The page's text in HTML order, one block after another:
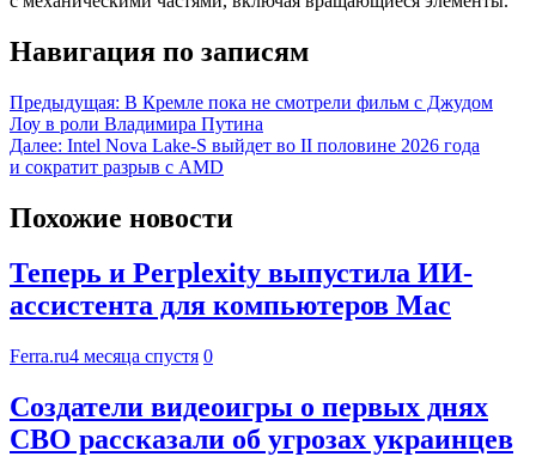
Навигация по записям
Предыдущая: В Кремле пока не смотрели фильм с Джудом
Лоу в роли Владимира Путина
Далее: Intel Nova Lake-S выйдет во II половине 2026 года
и сократит разрыв с AMD
Похожие новости
Теперь и Perplexity выпустила ИИ-
ассистента для компьютеров Mac
Ferra.ru4 месяца спустя 0
Создатели видеоигры о первых днях
СВО рассказали об угрозах украинцев